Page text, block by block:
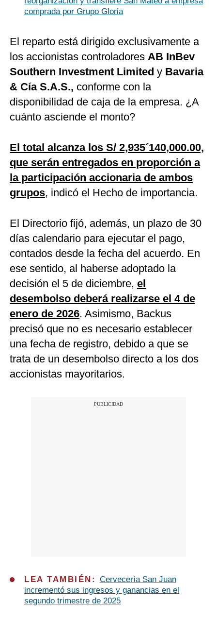
comprada por Grupo Gloria
El reparto está dirigido exclusivamente a
los accionistas controladores AB InBev
Southern Investment Limited y Bavaria
& Cía S.A.S., conforme con la
disponibilidad de caja de la empresa. ¿A
cuánto asciende el monto?
El total alcanza los S/ 2,935´140,000.00,
que serán entregados en proporción a
la participación accionaria de ambos
grupos, indicó el Hecho de importancia.
El Directorio fijó, además, un plazo de 30
días calendario para ejecutar el pago,
contados desde la fecha del acuerdo. En
ese sentido, al haberse adoptado la
decisión el 5 de diciembre, el
desembolso deberá realizarse el 4 de
enero de 2026. Asimismo, Backus
precisó que no es necesario establecer
una fecha de registro, debido a que se
trata de un desembolso directo a los dos
accionistas mayoritarios.
LEA TAMBIÉN: Cervecería San Juan
incrementó sus ingresos y ganancias en el
segundo trimestre de 2025